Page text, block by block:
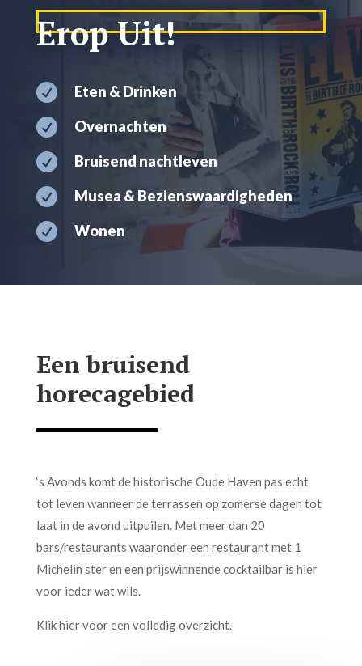
Erop Uit!
 Eten & Drinken
 Overnachten
 Bruisend nachtleven
 Musea & Bezienswaardigheden
 Wonen
Een bruisend
horecagebied
‘s Avonds komt de historische Oude Haven pas echt
tot leven wanneer de terrassen op zomerse dagen tot
laat in de avond uitpuilen. Met meer dan 20
bars/restaurants waaronder een restaurant met 1
Michelin ster en een prijswinnende cocktailbar is hier
voor ieder wat wils.
Klik hier voor een volledig overzicht.